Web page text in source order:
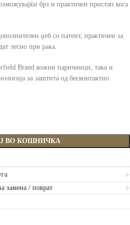
брз и практичен пристап кога
џеб со патент, практичен за
лесно при рака.
Brand кожни паричници, така и
за заштита од бесконтактно
ВО КОШНИЧКА
замена / поврат